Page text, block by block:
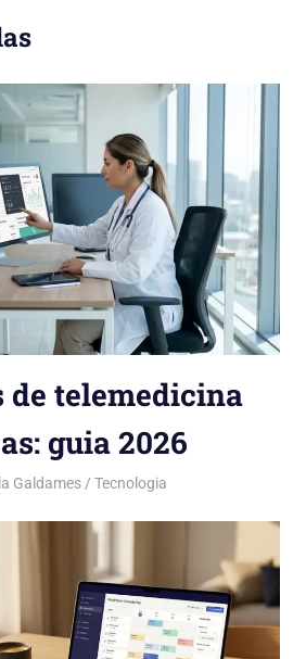
de telemedicina
guia 2026
Galdames Tecnologia